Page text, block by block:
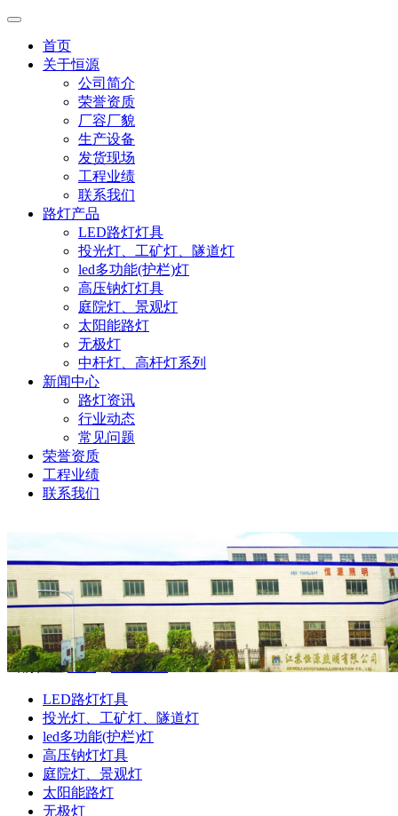
首页
关于恒源
公司简介
荣誉资质
厂容厂貌
生产设备
发货现场
工程业绩
联系我们
路灯产品
LED路灯灯具
投光灯、工矿灯、隧道灯
led多功能(护栏)灯
高压钠灯灯具
庭院灯、景观灯
太阳能路灯
无极灯
中杆灯、高杆灯系列
新闻中心
路灯资讯
行业动态
常见问题
荣誉资质
工程业绩
联系我们
当前位置:首页>产品中心
LED路灯灯具
投光灯、工矿灯、隧道灯
led多功能(护栏)灯
高压钠灯灯具
庭院灯、景观灯
太阳能路灯
无极灯